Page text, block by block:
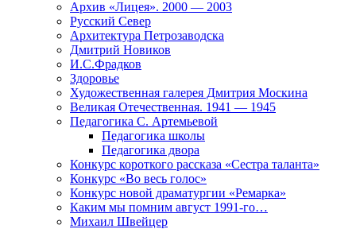
Архив «Лицея». 2000 — 2003
Русский Север
Архитектура Петрозаводска
Дмитрий Новиков
И.С.Фрадков
Здоровье
Художественная галерея Дмитрия Москина
Великая Отечественная. 1941 — 1945
Педагогика С. Артемьевой
Педагогика школы
Педагогика двора
Конкурс короткого рассказа «Сестра таланта»
Конкурс «Во весь голос»
Конкурс новой драматургии «Ремарка»
Каким мы помним август 1991-го…
Михаил Швейцер